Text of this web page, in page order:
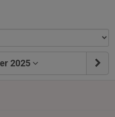
2025